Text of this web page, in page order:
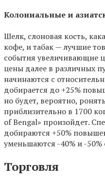
Колониальные и
Шелк, слоновая кость,
кофе, и табак — лучшие
события увеличивающие
цены далее в различных
начинаются с
добирается до +25%
но будет, вероятно,
приблизительно в 1700
of Bengal» произойдет.
добираются +50%
уменьшаются -40% и -50%
Торговля